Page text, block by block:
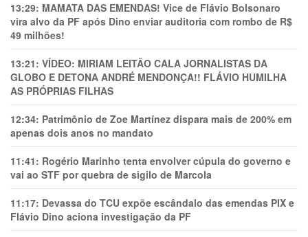
13:29: MAMATA DAS EMENDAS! Vice de Flávio Bolsonaro
vira alvo da PF após Dino enviar auditoria com rombo de R$
49 milhões!
13:21: VÍDEO: MIRIAM LEITÃO CALA JORNALISTAS DA
GLOBO E DETONA ANDRÉ MENDONÇA!! FLÁVIO HUMILHA
AS PRÓPRIAS FILHAS
12:34: Patrimônio de Zoe Martínez dispara mais de 200% em
apenas dois anos no mandato
11:41: Rogério Marinho tenta envolver cúpula do governo e
vai ao STF por quebra de sigilo de Marcola
11:17: Devassa do TCU expõe escândalo das emendas PIX e
Flávio Dino aciona investigação da PF